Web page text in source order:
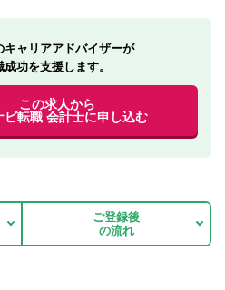
求人情報
キャリアアドバイザーが
功を支援します。
この求人から
ビ転職 会計士に申し込む
ご登録後
の流れ